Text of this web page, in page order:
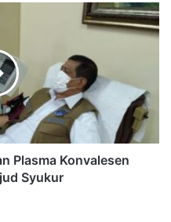
Plasma Konvalesen
Syukur